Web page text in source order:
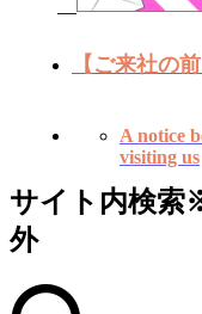
【ご来社の前
A notice
visiting us
サイト内検索
外